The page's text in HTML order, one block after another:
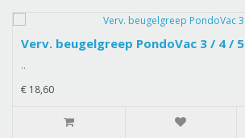
Verv. beugelgreep PondoVac 3 / 4 / 5
..
€ 18,60